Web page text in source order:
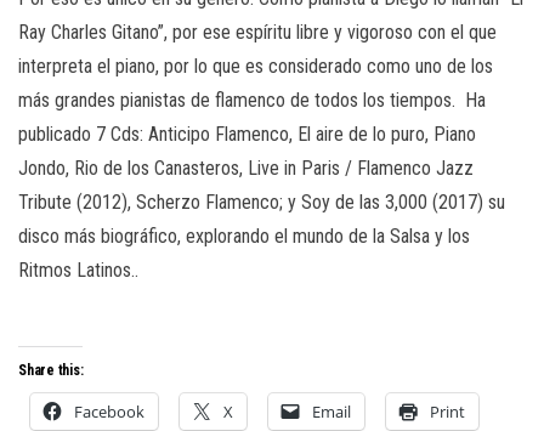
Ray Charles Gitano”, por ese espíritu libre y vigoroso con el que
interpreta el piano, por lo que es considerado como uno de los
más grandes pianistas de flamenco de todos los tiempos. Ha
publicado 7 Cds: Anticipo Flamenco, El aire de lo puro, Piano
Jondo, Rio de los Canasteros, Live in Paris / Flamenco Jazz
Tribute (2012), Scherzo Flamenco; y Soy de las 3,000 (2017) su
disco más biográfico, explorando el mundo de la Salsa y los
Ritmos Latinos..
Share this:
Facebook X Email Print